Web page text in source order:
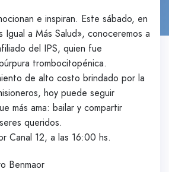
e inspiran. Este sábado, en
Igual a Más Salud», conoceremos a
del IPS, quien fue
trombocitopénica.
de alto costo brindado por la
hoy puede seguir
más ama: bailar y compartir
queridos.
Canal 12, a las 16:00 hs.
Benmaor